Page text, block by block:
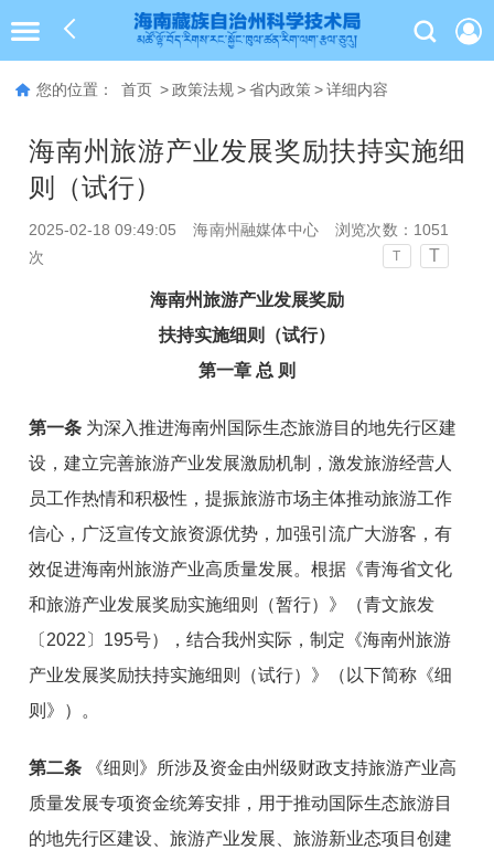
您的位置： 首页 > 政策法规 > 省内政策 > 详细内容
海南州旅游产业发展奖励扶持实施细
则（试行）
2025-02-18 09:49:05 海南州融媒体中心 浏览次数： 1051
次
T T
海南州旅游产业发展奖励
扶持实施细则（试行）
第一章 总 则
第一条 为深入推进海南州国际生态旅游目的地先行区建
设，建立完善旅游产业发展激励机制，激发旅游经营人
员工作热情和积极性，提振旅游市场主体推动旅游工作
信心，广泛宣传文旅资源优势，加强引流广大游客，有
效促进海南州旅游产业高质量发展。根据《青海省文化
和旅游产业发展奖励实施细则（暂行）》（青文旅发
〔2022〕195号），结合我州实际，制定《海南州旅游
产业发展奖励扶持实施细则（试行）》（以下简称《细
则》）。
第二条 《细则》所涉及资金由州级财政支持旅游产业高
质量发展专项资金统筹安排，用于推动国际生态旅游目
的地先行区建设、旅游产业发展、旅游新业态项目创建